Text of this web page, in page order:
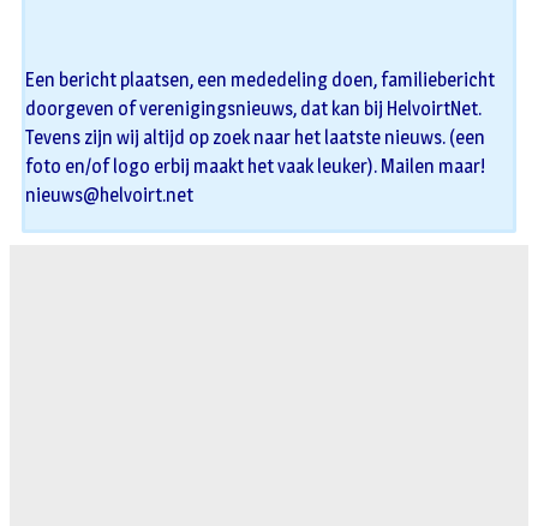
Een bericht plaatsen, een mededeling doen, familiebericht
doorgeven of verenigingsnieuws, dat kan bij HelvoirtNet.
Tevens zijn wij altijd op zoek naar het laatste nieuws. (een
foto en/of logo erbij maakt het vaak leuker). Mailen maar!
nieuws@helvoirt.net